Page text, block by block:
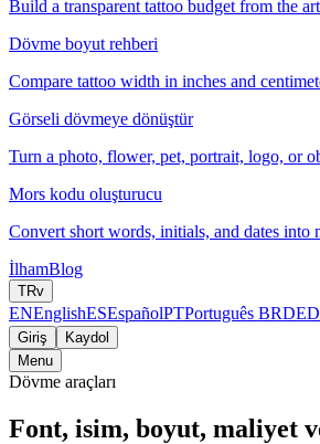
Build a transparent tattoo budget from the
Dövme boyut rehberi
Compare tattoo width in inches and
Görseli dövmeye dönüştür
Turn a photo, flower, pet, portrait, logo, or
Mors kodu oluşturucu
Convert short words, initials, and dates into
İlhamBlog
TRv
ENEnglishESEspañolPTPortuguês BRDE
Giriş
Kaydol
Menu
Dövme araçları
Font, isim, boyut, maliyet